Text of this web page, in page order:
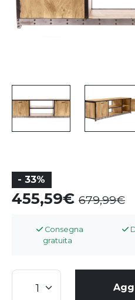
- 33%
455,59 679,99
Consegna
gratuita